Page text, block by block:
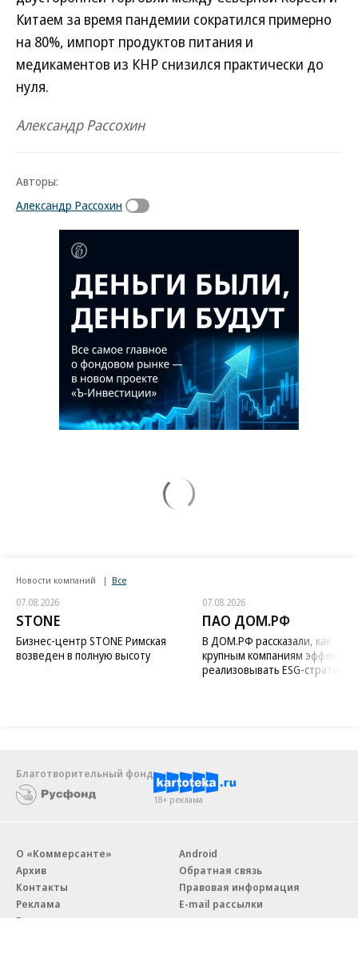
Китаем за время пандемии сократился примерно
на 80%, импорт продуктов питания и
медикаментов из КНР снизился практически до
нуля.
Александр Рассохин
Авторы:
Александр Рассохин
Новости компаний Все
07.08.2026
STONE
Бизнес-центр STONE Римская
возведен в полную высоту
07.08.2026
ПАО ДОМ.РФ
В ДОМ.РФ рассказали, как
крупным компаниям
реализовывать ESG-стратегию
Благотворительный фонд
18+ реклама
О «Коммерсанте»
Архив
Контакты
Реклама
Вакансии
Android
Обратная связь
Правовая информация
E-mail рассылки